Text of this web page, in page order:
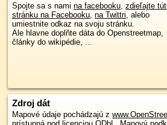
Spojte sa s nami na facebooku, zdieľajte
stránku na Facebooku, na Twittri, alebo
umiestnite odkaz na svoju stránku.
Ale hlavne doplňte dáta do Openstreetmap,
články do wikipédie, ...
Zdroj dát
Mapové údaje pochádzajú z